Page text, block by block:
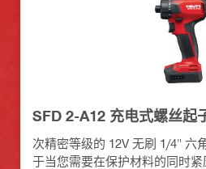
SFD 2-A12 充电式螺丝起
次精密等级的 12V 无刷 1/4" 六
于当您需要在保护材料的同时